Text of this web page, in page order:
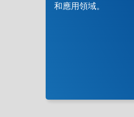
和應用領域。